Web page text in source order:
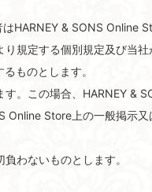
& SONS Online
規定する個別規定及び当
ものとします。
。この場合、HARNEY &
Store上の一般掲示
わないものとします。